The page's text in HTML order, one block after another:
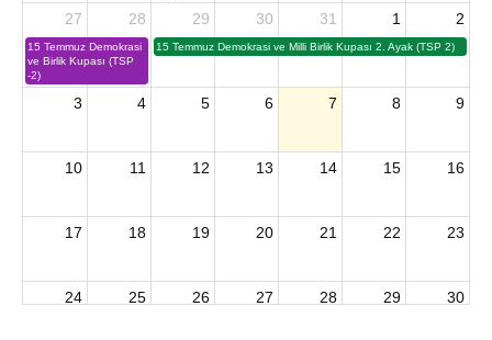
27
15 Temmuz Demokrasi
ve Birlik Kupası (TSP
-2)
28 29
15 Temmuz Demokrasi ve Milli Birlik Kupası 2. Ayak (TSP 2)
30 31 1 2
3 4 5 6 7 8 9
10 11 12 13 14 15 16
17 18 19 20 21 22 23
24 25 26 27 28 29 30